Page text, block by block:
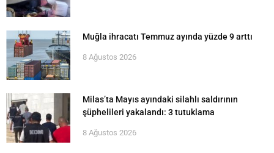
Muğla ihracatı Temmuz ayında yüzde 9 arttı
8 Ağustos 2026
Milas’ta Mayıs ayındaki silahlı saldırının
şüphelileri yakalandı: 3 tutuklama
8 Ağustos 2026